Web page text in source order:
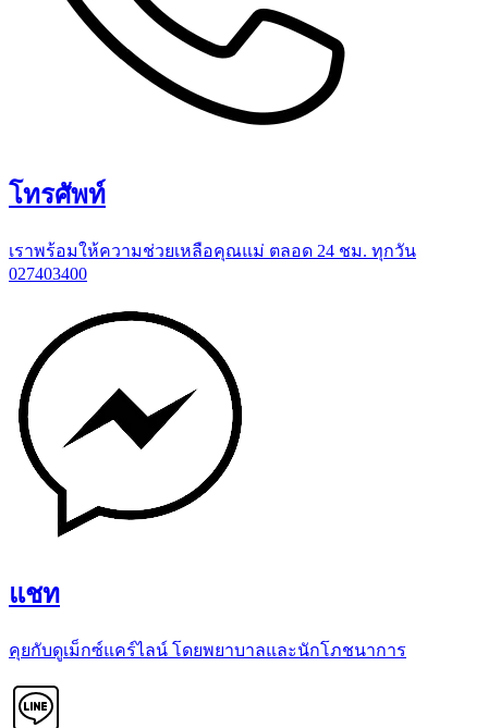
โทรศัพท์
เราพร้อมให้ความช่วยเหลือคุณแม่ ตลอด 24 ชม. ทุกวัน
027403400
แชท
คุยกับดูเม็กซ์แคร์ไลน์ โดยพยาบาลและนักโภชนาการ